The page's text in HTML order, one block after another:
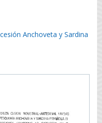
Anchoveta y Sardina